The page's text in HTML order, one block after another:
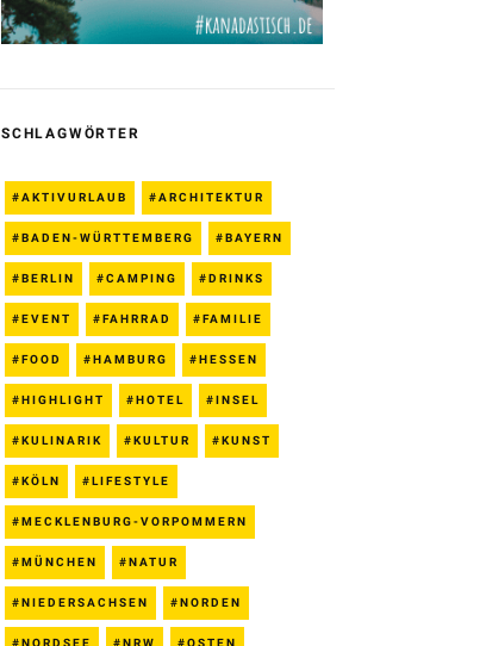
SCHLAGWÖRTER
AKTIVURLAUB ARCHITEKTUR
BADEN-WÜRTTEMBERG BAYERN
BERLIN CAMPING DRINKS
EVENT FAHRRAD FAMILIE
FOOD HAMBURG HESSEN
HIGHLIGHT HOTEL INSEL
KULINARIK KULTUR KUNST
KÖLN LIFESTYLE
MECKLENBURG-VORPOMMERN
MÜNCHEN NATUR
NIEDERSACHSEN NORDEN
NORDSEE NRW OSTEN